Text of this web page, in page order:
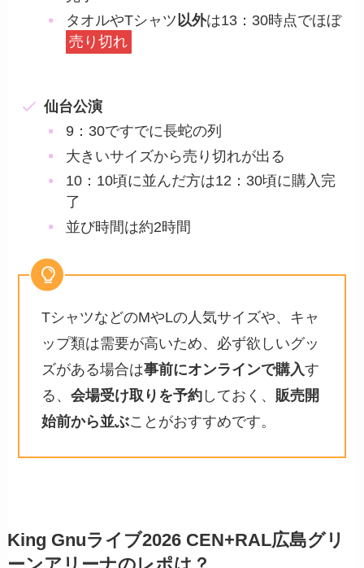
タオルやTシャツ以外は13：30時点でほぼ
売り切れ
仙台公演
9：30ですでに長蛇の列
大きいサイズから売り切れが出る
10：10頃に並んだ方は12：30頃に購入完
了
並び時間は約2時間
TシャツなどのMやLの人気サイズや、キャ
ップ類は需要が高いため、必ず欲しいグッ
ズがある場合は事前にオンラインで購入す
る、会場受け取りを予約 しておく、 販売開
始前から並ぶことがおすすめです。
King Gnuライブ2026 CEN+RAL広島グリ